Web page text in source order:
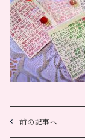
前の記事へ